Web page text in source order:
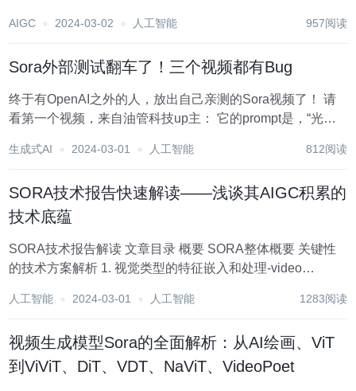
abili...
AIGC 2024-03-02 人工智能 957阅读
Sora外部测试翻车了！三个视频都有Bug
终于有OpenAI之外的人，放出自己亲测的Sora视频了！ 请
看第一个视频，来自油管科技up主： 它的prompt是，“光线
体，延时拍摄，特写”。 显然，如视频所示，Sora并不理解
生成式AI 2024-03-01 人工智能 812阅读
SORA技术报告快速解读——浅谈其AIGC积累的
技术底蕴
SORA技术报告解读 文章目录 概要 SORA整体概要 关键性
的技术方案解析 1. 视觉类型的特征嵌入和处理-video
不同分辨率的训练和推理问题？ 2 Scalin...
人工智能 2024-03-01 人工智能 1283阅读
视频生成模型Sora的全面解析：从AI绘画、ViT
到ViViT、DiT、VDT、NaViT、VideoPoet